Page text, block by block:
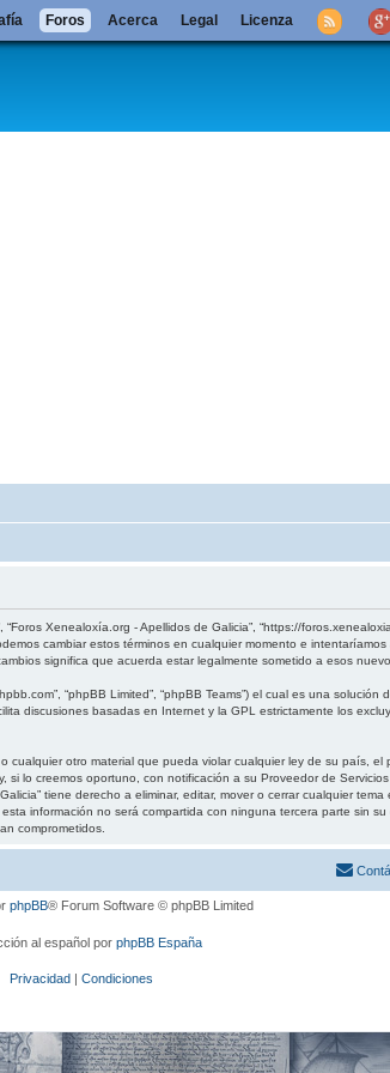
Xenealoxía.org - Apellidos de Galicia”, “https://
cambiar estos términos en cualquier momento e
significa que acuerda estar legalmente sometido a esos
“phpBB Limited”, “phpBB Teams”) el cual es una solución
discusiones basadas en Internet y la GPL estrictamente los
otro material que pueda violar cualquier ley de su país, el
lo creemos oportuno, con notificación a su Proveedor de
tiene derecho a eliminar, editar, mover o cerrar cualquier
información no será compartida con ninguna tercera parte sin su
comprometidos.
Foros Acerca Legal Licenza
phpBB® Forum Software © phpBB Limited
al español por phpBB España
Privacidad | Condiciones